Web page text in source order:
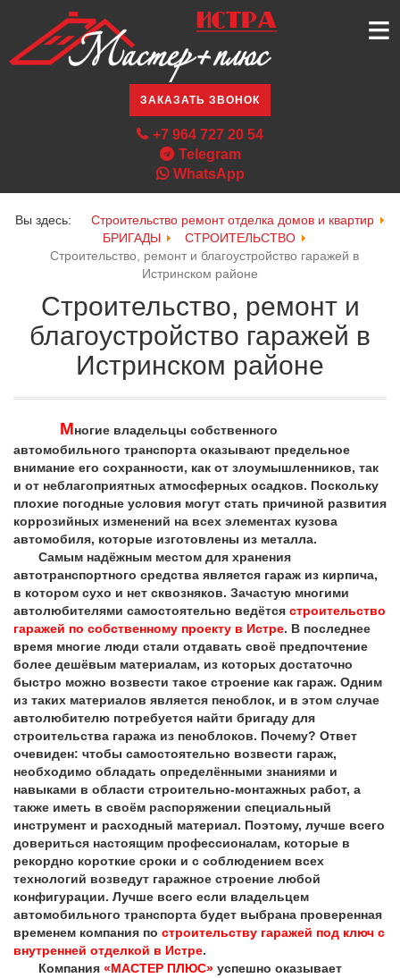
≡
ЗАКАЗАТЬ ЗВОНОК
+7 964 727 20 54
Telegram
WhatsApp
Вы здесь:
Строительство ремонт отделка домов и квартир
БРИГАДЫ
СТРОИТЕЛЬСТВО
Строительство, ремонт и благоустройство гаражей в
Истринском районе
Строительство, ремонт и
благоустройство гаражей в
Истринском районе
Многие владельцы собственного
автомобильного транспорта оказывают предельное
внимание его сохранности, как от злоумышленников, так
и от неблагоприятных атмосферных осадков. Поскольку
плохие погодные условия могут стать причиной развития
коррозийных изменений на всех элементах кузова
автомобиля, которые изготовлены из металла.
Самым надёжным местом для хранения
автотранспортного средства является гараж из кирпича,
в котором сухо и нет сквозняков. Зачастую многими
автолюбителями самостоятельно ведётся строительство
гаражей по собственному проекту в Истре. В последнее
время многие люди стали отдавать своё предпочтение
более дешёвым материалам, из которых достаточно
быстро можно возвести такое строение как гараж. Одним
из таких материалов является пеноблок, и в этом случае
автолюбителю потребуется найти бригаду для
строительства гаража из пеноблоков. Почему? Ответ
очевиден: чтобы самостоятельно возвести гараж,
необходимо обладать определёнными знаниями и
навыками в области строительно-монтажных работ, а
также иметь в своём распоряжении специальный
инструмент и расходный материал. Поэтому, лучше всего
довериться настоящим профессионалам, которые в
рекордно короткие сроки и с соблюдением всех
технологий возведут гаражное строение любой
конфигурации. Лучше всего если владельцем
автомобильного транспорта будет выбрана проверенная
временем компания по строительству гаражей под ключ с
внутренней отделкой в Истре.
Компания «МАСТЕР ПЛЮС» успешно оказывает